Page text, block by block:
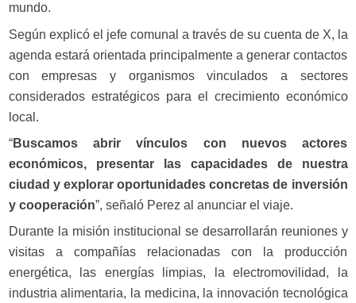
mundo.
Según explicó el jefe comunal a través de su cuenta de X, la
agenda estará orientada principalmente a generar contactos
con empresas y organismos vinculados a sectores
considerados estratégicos para el crecimiento económico
local.
“Buscamos abrir vínculos con nuevos actores
económicos, presentar las capacidades de nuestra
ciudad y explorar oportunidades concretas de inversión
y cooperación”, señaló Perez al anunciar el viaje.
Durante la misión institucional se desarrollarán reuniones y
visitas a compañías relacionadas con la producción
energética, las energías limpias, la electromovilidad, la
industria alimentaria, la medicina, la innovación tecnológica